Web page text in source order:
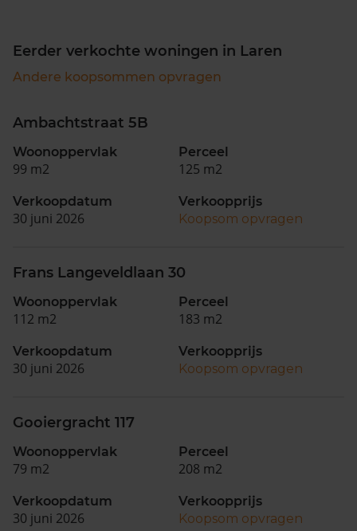
Eerder verkochte woningen in Laren
Andere koopsommen opvragen
Ambachtstraat 5B
Woonoppervlak
99 m2
Perceel
125 m2
Verkoopdatum
30 juni 2026
Verkoopprijs
Koopsom opvragen
Frans Langeveldlaan 30
Woonoppervlak
112 m2
Perceel
183 m2
Verkoopdatum
30 juni 2026
Verkoopprijs
Koopsom opvragen
Gooiergracht 117
Woonoppervlak
79 m2
Perceel
208 m2
Verkoopdatum
30 juni 2026
Verkoopprijs
Koopsom opvragen